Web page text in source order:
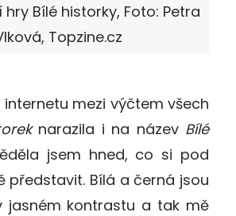
Bílé historky, Foto: Petra
Topzine.cz
internetu mezi výčtem všech
narazila i na název Bílé
jsem hned, co si pod
představit. Bílá a černá jsou
jasném kontrastu a tak mě